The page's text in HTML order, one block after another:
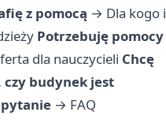
z pomocą → Dla kogo i
Potrzebuję pomocy
dla nauczycieli Chcę
czy budynek jest
pytanie → FAQ